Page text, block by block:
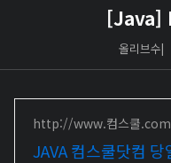
[Java]
올리브수|
http://www.컴스쿨.com
JAVA 컴스쿨닷컴